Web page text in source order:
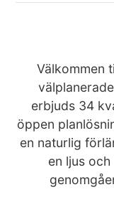
Välkommen
erbjuds 34
öppen
en naturlig
en ljus